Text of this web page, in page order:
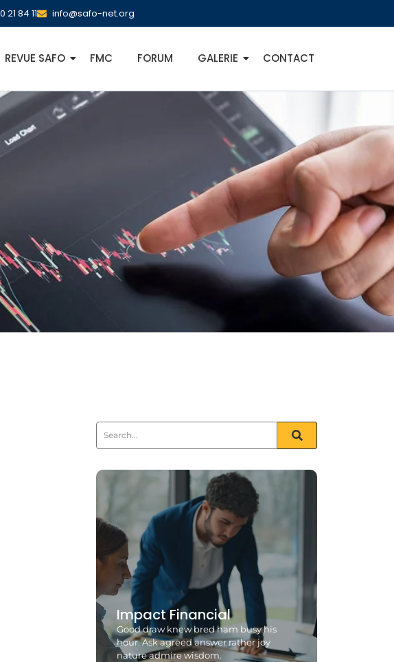
84 11 info@safo-net.org
REVUE SAFO FMC FORUM GALERIE CONTACT
Impact Financial
Good draw knew bred ham busy his
hour. Ask agreed answer rather joy
nature admire wisdom.